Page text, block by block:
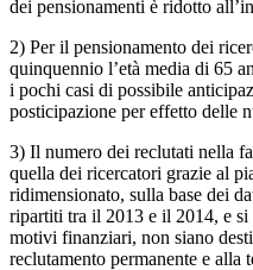
dei pensionamenti è ridotto
2) Per il pensionamento dei
quinquennio l’età media di 65
i pochi casi di possibile
posticipazione per effetto delle
3) Il numero dei reclutati nella
quella dei ricercatori grazie al
ridimensionato, sulla base dei
ripartiti tra il 2013 e il 2014, e
motivi finanziari, non siano
reclutamento permanente e alla